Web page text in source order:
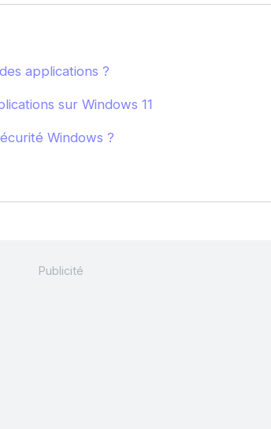
applications ?
sur Windows 11
Windows ?